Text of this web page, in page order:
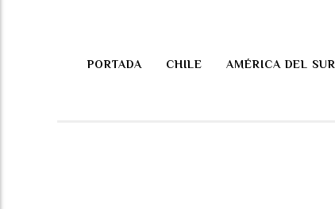
PORTADA CHILE AMÉRICA DEL SUR